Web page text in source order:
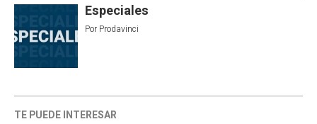
Especiales
Por Prodavinci
TE PUEDE INTERESAR